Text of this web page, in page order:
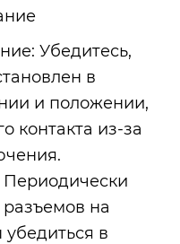
Убедитесь,
в
и положении,
контакта из-за
на
в